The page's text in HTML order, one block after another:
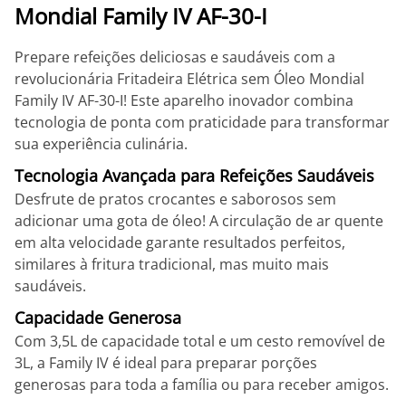
Mondial Family IV AF-30-I
Prepare refeições deliciosas e saudáveis com a
revolucionária Fritadeira Elétrica sem Óleo Mondial
Family IV AF-30-I! Este aparelho inovador combina
tecnologia de ponta com praticidade para transformar
sua experiência culinária.
Tecnologia Avançada para Refeições Saudáveis
Desfrute de pratos crocantes e saborosos sem
adicionar uma gota de óleo! A circulação de ar quente
em alta velocidade garante resultados perfeitos,
similares à fritura tradicional, mas muito mais
saudáveis.
Capacidade Generosa
Com 3,5L de capacidade total e um cesto removível de
3L, a Family IV é ideal para preparar porções
generosas para toda a família ou para receber amigos.